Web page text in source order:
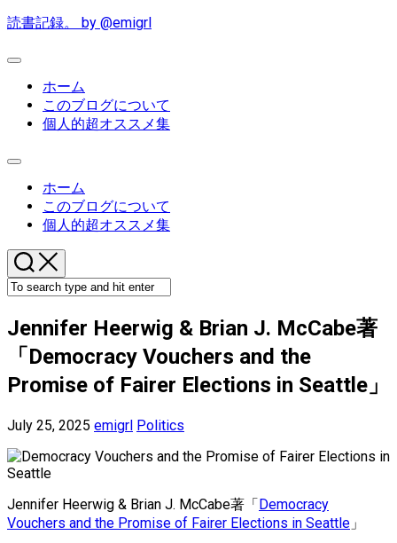
Skip
content
読書記録。 by @emigrl
Expand
ホーム
このブログについて
個人的超オススメ集
Expand
ホーム
このブログについて
個人的超オススメ集
Jennifer Heerwig & Brian J. McCabe著
「Democracy Vouchers and the
Promise of Fairer Elections in Seattle」
July 25, 2025 emigrl Politics
Jennifer Heerwig & Brian J. McCabe著「Democracy
Vouchers and the Promise of Fairer Elections in Seattle 」